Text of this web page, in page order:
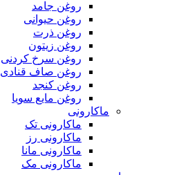
روغن جامد
روغن حیوانی
روغن ذرت
روغن زیتون
روغن سرخ کردنی
روغن صاف قنادی
روغن کنجد
روغن مایع سویا
ماکارونی
ماکارونی تک
ماکارونی رز
ماکارونی مانا
ماکارونی مک